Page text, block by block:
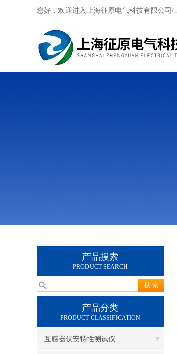
您好，欢迎进入上海征原电气科技有限公司/
产品搜索
PRODUCT SEARCH
产品分类
PRODUCT CLASSIFICATION
互感器伏安特性测试仪